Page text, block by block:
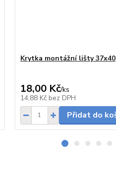
Krytka montážní lišty 37x40
18,00 Kč/ks
14,88 Kč bez DPH
Přidat do